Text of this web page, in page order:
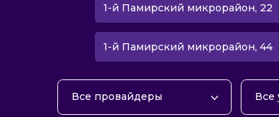
1-й Памирский микрорайон, 22
1-й Памирский микрорайон, 44
Все провайдеры Все